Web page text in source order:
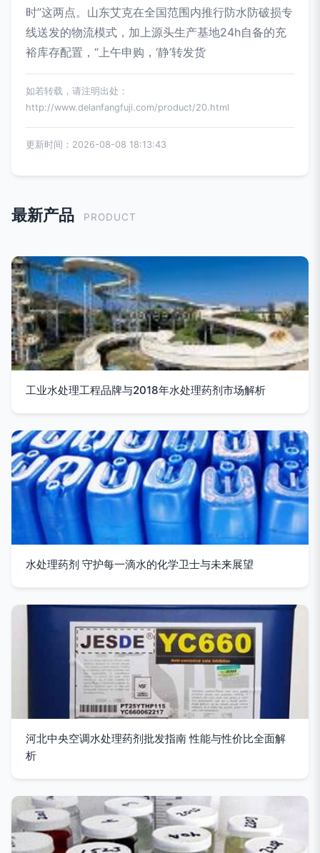
时”这两点。山东艾克在全国范围内推行防水防破损专
线送发的物流模式，加上源头生产基地24h自备的充
裕库存配置，“上午申购，‘静’转发货
如若转载，请注明出处：
http://www.delanfangfuji.com/product/20.html
更新时间：2026-08-08 18:13:43
最新产品 PRODUCT
工业水处理工程品牌与2018年水处理药剂市场解析
水处理药剂 守护每一滴水的化学卫士与未来展望
河北中央空调水处理药剂批发指南 性能与性价比全面解
析